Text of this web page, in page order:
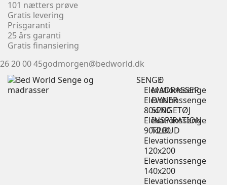
101 nætters prøve
Gratis levering
Prisgaranti
25 års garanti
Gratis finansiering
26 20 00 45godmorgen@bedworld.dk
SENGE
Elevationssenge
Elevationssenge
80x200
Elevationssenge
90x200
Elevationssenge
120x200
Elevationssenge
140x200
Elevationssenge
MADRASSER
DYNER
SENGETØJ
INSPIRATION
TILBUD
0